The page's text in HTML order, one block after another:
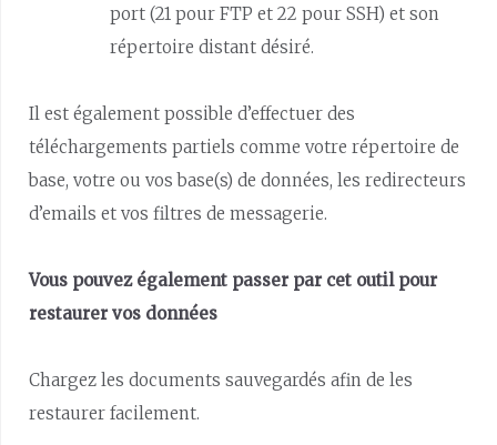
port (21 pour FTP et 22 pour SSH) et son
répertoire distant désiré.
Il est également possible d’effectuer des
téléchargements partiels comme votre répertoire de
base, votre ou vos base(s) de données, les redirecteurs
d’emails et vos filtres de messagerie.
Vous pouvez également passer par cet outil pour
restaurer vos données
Chargez les documents sauvegardés afin de les
restaurer facilement.